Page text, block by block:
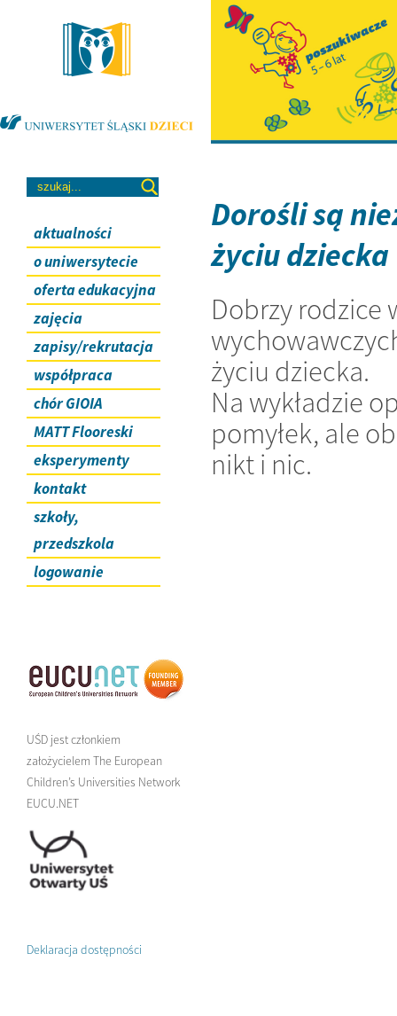
aktualności
o uniwersytecie
oferta edukacyjna
zajęcia
zapisy/rekrutacja
współpraca
chór GIOIA
MATT Flooreski
eksperymenty
kontakt
szkoły,
przedszkola
logowanie
UŚD jest członkiem
założycielem The European
Children’s Universities Network
EUCU.NET
Deklaracja dostępności
Dorośli są
życiu dziecka
Dobrzy rodzice
życiu dziecka.
Na wykładzie
pomyłek, ale
nikt i nic.